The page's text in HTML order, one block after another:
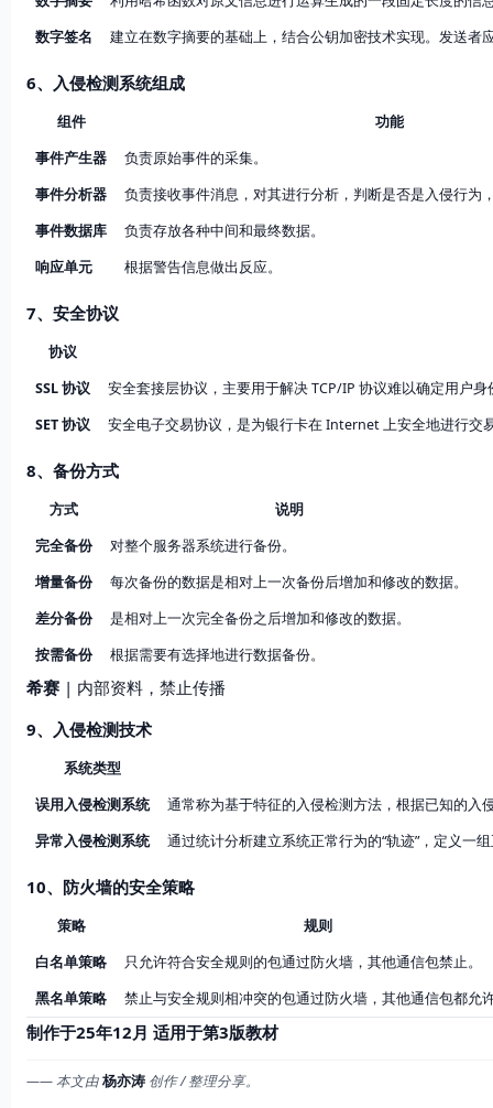
数字签名
建立在数字摘要的基础上，结合公钥加密技术实现。发送者
6、入侵检测系统组成
组件
功能
事件产生器
负责原始事件的采集。
事件分析器
负责接收事件消息，对其进行分析，判断是否是入侵行为
事件数据库
负责存放各种中间和最终数据。
响应单元
根据警告信息做出反应。
7、安全协议
协议
SSL 协议
安全套接层协议，主要用于解决 TCP/IP 协议难以确定用户
SET 协议
安全电子交易协议，是为银行卡在 Internet 上安全地进行交
8、备份方式
方式
说明
完全备份
对整个服务器系统进行备份。
增量备份
每次备份的数据是相对上一次备份后增加和修改的数据。
差分备份
是相对上一次完全备份之后增加和修改的数据。
按需备份
根据需要有选择地进行数据备份。
希赛 | 内部资料，禁止传播
9、入侵检测技术
系统类型
误用入侵检测系统
通常称为基于特征的入侵检测方法，根据已知的入
异常入侵检测系统
通过统计分析建立系统正常行为的“轨迹”，定义一
10、防火墙的安全策略
策略
规则
白名单策略
只允许符合安全规则的包通过防火墙，其他通信包禁止。
黑名单策略
禁止与安全规则相冲突的包通过防火墙，其他通信包都允
制作于25年12月 适用于第3版教材
—— 本文由杨亦涛 创作 / 整理分享。